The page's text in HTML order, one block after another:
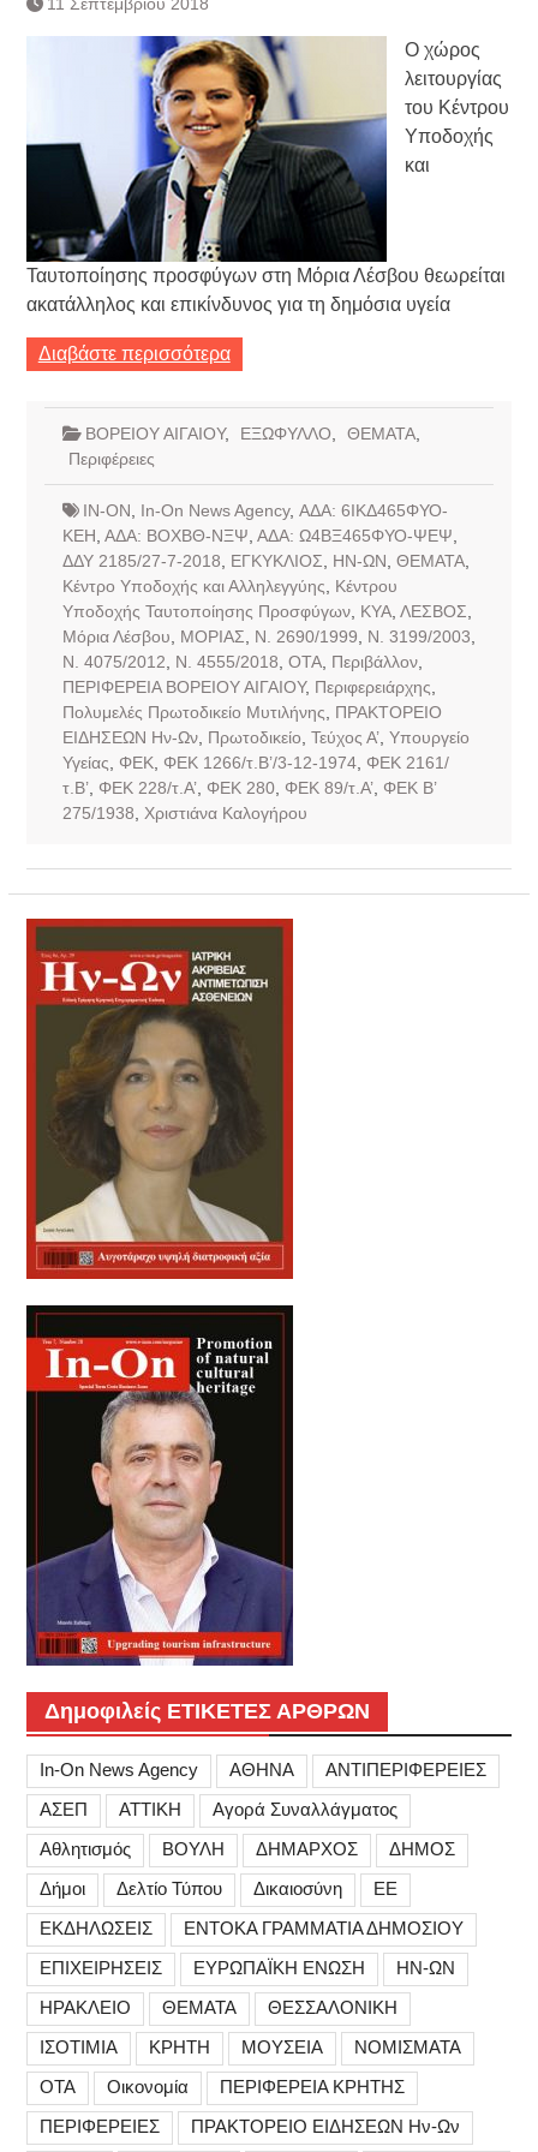
Κατάργηση βιβλιαρίων Υγείας
Ημερήσιο Δελτίο Τιμών
Συναλλάγματος &
Τραπεζογραμματίων 7-3-2019
Ημερήσιο Δελτίο Τιμών
Συναλλάγματος &
Τραπεζογραμματίων 4-3-2019
Κάθοδος αγροτών
Δικαιοσύνη
Ο χώρος
λειτουργίας
του Κέντρου
Υποδοχής
και
Ταυτοποίησης προσφύγων στη Μόρια Λέσβου θεωρείται
ακατάλληλος και επικίνδυνος για τη δημόσια υγεία
Διαβάστε περισσότερα
ΒΟΡΕΙΟΥ ΑΙΓΑΙΟΥ, ΕΞΩΦΥΛΛΟ ΘΕΜΑΤΑ,
Περιφέρειες
IN-ON In-On News Agency, ΑΔΑ: 6ΙΚΔ465ΦΥΟ-
ΚΕΗ ΑΔΑ: ΒΟΧΒΘ-ΝΞΨ ΑΔΑ: Ω4ΒΞ465ΦΥΟ-ΨΕΨ
ΔΔΥ 2185/27-7-2018
ΕΓΚΥΚΛΙΟΣ ΗΝ-ΩΝ ΘΕΜΑΤΑ,
Κέντρο Υποδοχής και Αλληλεγγύης
Κέντρου
Υποδοχής Ταυτοποίησης Προσφύγων, ΚΥΑ, ΛΕΣΒΟΣ
Μόρια Λέσβου
ΜΟΡΙΑΣ Ν. 2690/1999 Ν. 3199/2003
Ν. 4075/2012
Ν. 4555/2018 ΟΤΑ, Περιβάλλον,
ΠΕΡΙΦΕΡΕΙΑ ΒΟΡΕΙΟΥ ΑΙΓΑΙΟΥ, Περιφερειάρχης
Πολυμελές Πρωτοδικείο Μυτιλήνης
ΠΡΑΚΤΟΡΕΙΟ
ΕΙΔΗΣΕΩΝ Ην-Ων, Πρωτοδικείο Τεύχος Α’, Υπουργείο
Υγείας
ΦΕΚ, ΦΕΚ 1266/τ.Β’/3-12-1974, ΦΕΚ 2161/
τ.Β’, ΦΕΚ 228/τ.Α’, ΦΕΚ 280, ΦΕΚ 89/τ.Α’, ΦΕΚ Β’
275/1938
Χριστιάνα Καλογήρου
Δημοφιλείς ΕΤΙΚΕΤΕΣ ΑΡΘΡΩΝ
In-On News Agency ΑΘΗΝΑ
ΑΝΤΙΠΕΡΙΦΕΡΕΙΕΣ
ΑΣΕΠ
ΑΤΤΙΚΗ
Αγορά Συναλλάγματος
Αθλητισμός
ΒΟΥΛΗ ΔΗΜΑΡΧΟΣ
ΔΗΜΟΣ
Δήμοι
Δελτίο Τύπου Δικαιοσύνη
ΕΕ
ΕΚΔΗΛΩΣΕΙΣ
ΕΝΤΟΚΑ ΓΡΑΜΜΑΤΙΑ ΔΗΜΟΣΙΟΥ
ΕΠΙΧΕΙΡΗΣΕΙΣ
ΕΥΡΩΠΑΪΚΗ ΕΝΩΣΗ
ΗΝ-ΩΝ
ΗΡΑΚΛΕΙΟ
ΘΕΜΑΤΑ
ΘΕΣΣΑΛΟΝΙΚΗ
ΙΣΟΤΙΜΙΑ
ΚΡΗΤΗ ΜΟΥΣΕΙΑ
ΝΟΜΙΣΜΑΤΑ
ΟΤΑ
Οικονομία
ΠΕΡΙΦΕΡΕΙΑ ΚΡΗΤΗΣ
ΠΕΡΙΦΕΡΕΙΕΣ
ΠΡΑΚΤΟΡΕΙΟ ΕΙΔΗΣΕΩΝ Ην-Ων